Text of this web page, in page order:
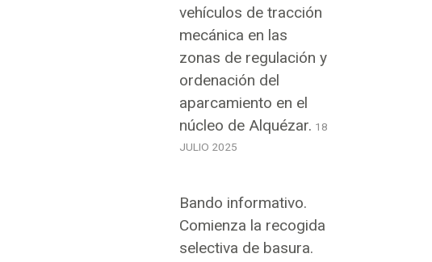
vehículos de tracción
mecánica en las
zonas de regulación y
ordenación del
aparcamiento en el
núcleo de Alquézar. 18
JULIO 2025
Bando informativo.
Comienza la recogida
selectiva de basura.